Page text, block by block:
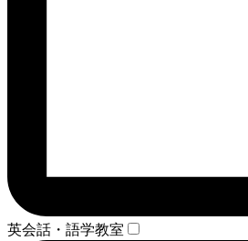
英会話・語学教室